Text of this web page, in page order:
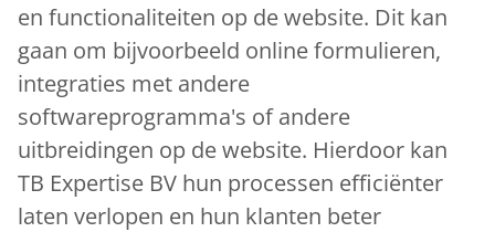
en functionaliteiten op de website. Dit kan
gaan om bijvoorbeeld online formulieren,
integraties met andere
softwareprogramma's of andere
uitbreidingen op de website. Hierdoor kan
TB Expertise BV hun processen efficiënter
laten verlopen en hun klanten beter